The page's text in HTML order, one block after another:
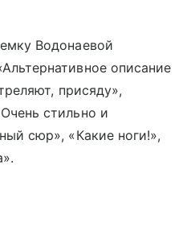
Водонаевой
описание
присяду»,
стильно и
сюр», «Какие ноги!»,